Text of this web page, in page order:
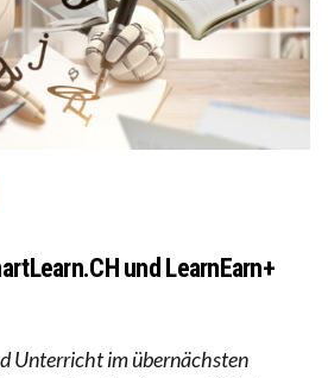
und LearnEarn+
Unterricht im übernächsten